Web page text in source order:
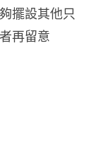
擺設其他只
再留意